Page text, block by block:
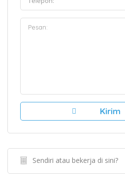
Sendiri atau bekerja di sini?